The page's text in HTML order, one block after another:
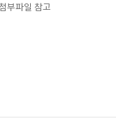
부파일 참고